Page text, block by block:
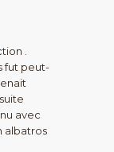
.
fut peut-
avec
albatros